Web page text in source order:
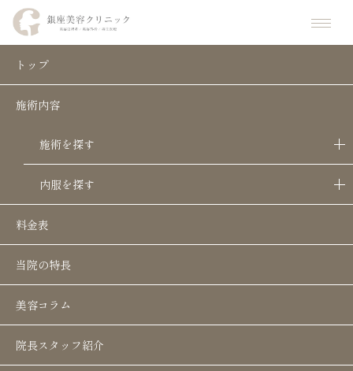
トップ
施術内容
施術を探す
内服を探す
料金表
当院の特長
美容コラム
院長スタッフ紹介
【キャンペーン】シミ取り放題が追加さ
通常価格98,000円のところが50%OFFの49,000円にな